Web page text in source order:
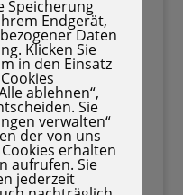
– sorgt für
Motiven oder
Speicherung
Endgerät,
Daten
Klicken Sie
in den Einsatz
ablehnen“,
Sie
verwalten“
der von uns
erhalten
aufrufen. Sie
jederzeit